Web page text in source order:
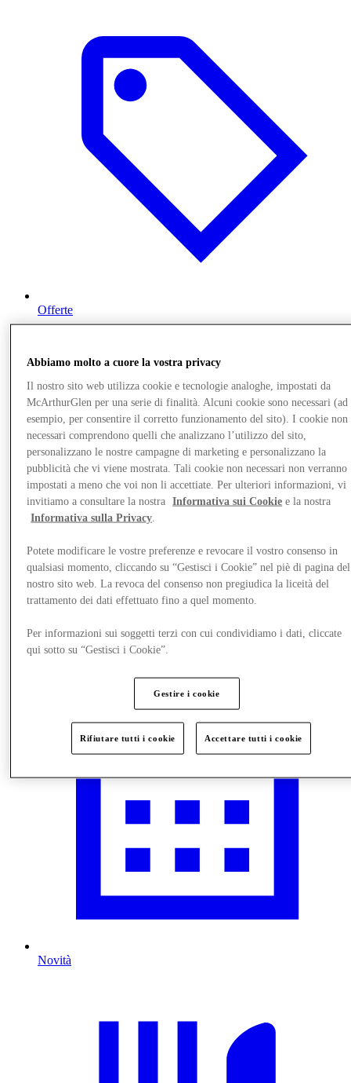
Offerte
Vieni a trovarci
Novità
Abbiamo molto a cuore la vostra privacy
Il nostro sito web utilizza cookie e tecnologie analoghe, impostati da
McArthurGlen per una serie di finalità. Alcuni cookie sono necessari (ad
esempio, per consentire il corretto funzionamento del sito). I cookie non
necessari comprendono quelli che analizzano l’utilizzo del sito,
personalizzano le nostre campagne di marketing e personalizzano la
pubblicità che vi viene mostrata. Tali cookie non necessari non verranno
impostati a meno che voi non li accettiate. Per ulteriori informazioni, vi
invitiamo a consultare la nostra
Informativa sui Cookie e la nostra
Informativa sulla Privacy
Potete modificare le vostre preferenze e revocare il vostro consenso in
qualsiasi momento, cliccando su “Gestisci i Cookie” nel piè di pagina del
nostro sito web. La revoca del consenso non pregiudica la liceità del
trattamento dei dati effettuato fino a quel momento.
Per informazioni sui soggetti terzi con cui condividiamo i dati, cliccate
qui sotto su “Gestisci i Cookie”.
Gestire i cookie
Rifiutare tutti i cookie Accettare tutti i cookie